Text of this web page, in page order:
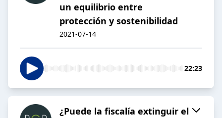
un equilibrio entre
protección y sostenibilidad
2021-07-14
22:23
¿Puede la fiscalía extinguir el